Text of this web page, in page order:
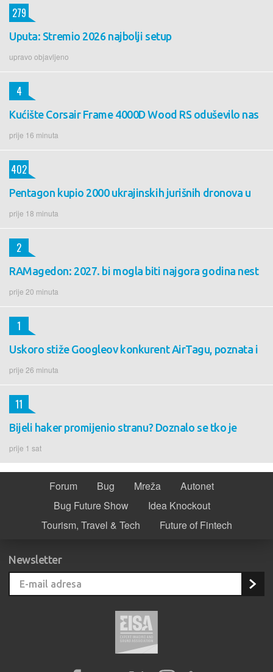
Uputa: Stremio 2026 najbolji setup
upravo objavljeno
279
Kućište Corsair Frame 4000D Wood RS oduševilo nas
prije 16 minuta
4
Pentagon kupio 2000 ukrajinskih jurišnih dronova u
prije 18 minuta
402
RAMagedon: 2027. bi mogla biti najgora godina nest
prije 20 minuta
2
Uskoro stiže Googleov konkurent AirTagu, poznata i
prije 26 minuta
1
Bijeli haker promijenio stranu? Doznalo se tko je
prije 1 sat
11
Forum Bug Mreža
Autonet
Bug Future Show
Idea Knockout
Tourism, Travel & Tech
Future of Fintech
Newsletter